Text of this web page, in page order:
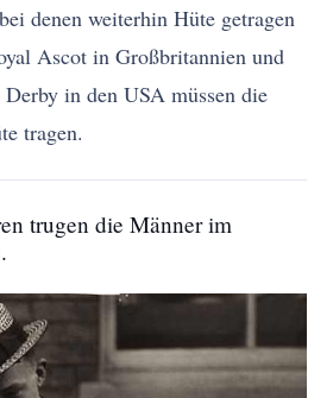
denen weiterhin Hüte getragen
Ascot in Großbritannien und
in den USA müssen die
tragen.
trugen die Männer im